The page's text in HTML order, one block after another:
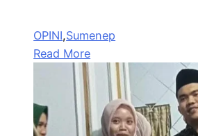
OPINI,Sumenep
Read More